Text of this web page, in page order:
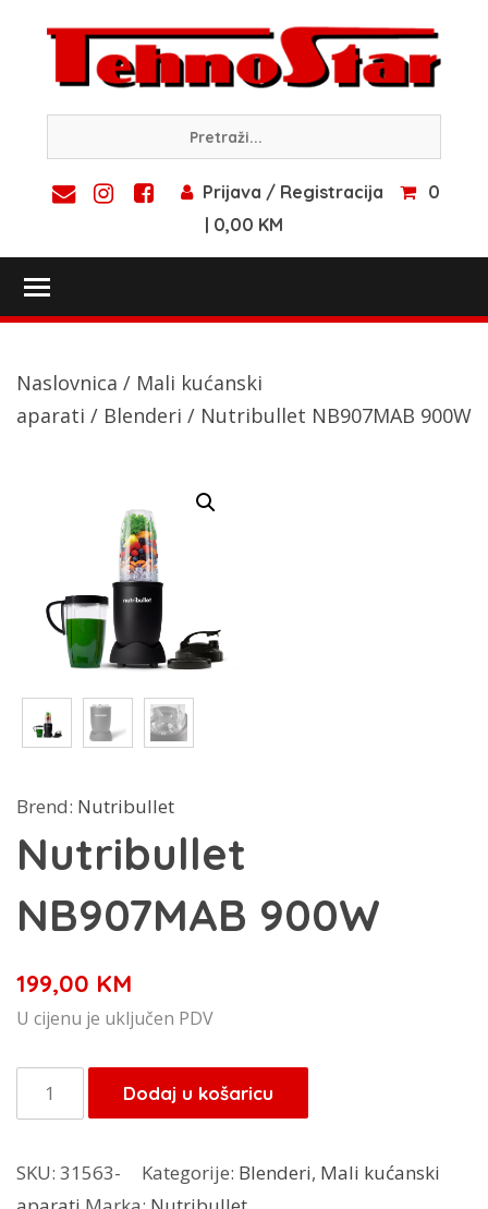
content
Prijava / Registracija
0
| 0,00 KM
Naslovnica / Mali kućanski
aparati / Blenderi / Nutribullet NB907MAB 900W
Brend: Nutribullet
Nutribullet
NB907MAB 900W
199,00 KM
U cijenu je uključen PDV
Nutribullet
NB907MAB
količina
Dodaj u košaricu
SKU: 31563- Kategorije: Blenderi, Mali kućanski